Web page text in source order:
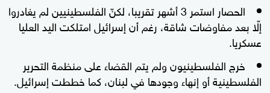
الحصار استمر 3 أشهر تقريبا، لكنّ الفلسطينيين لم يغادروا
إلّا بعد مفاوضات شاقة، رغم أن إسرائيل امتلكت اليد العليا
عسكريا.
خرج الفلسطينيون ولم يتم القضاء على منظمة التحرير
الفلسطينية أو إنهاء وجودها في لبنان، كما خططت إسرائيل.